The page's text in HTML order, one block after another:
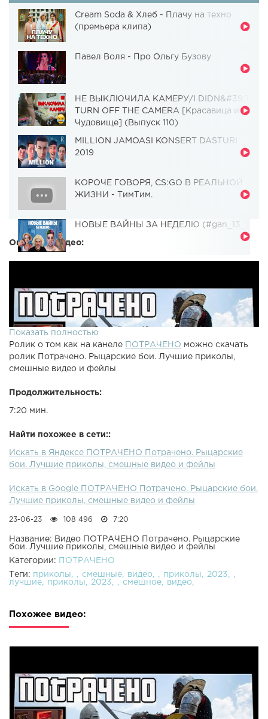
Cream Soda & Хлеб - Плачу на техно
(премьера клипа)
Павел Воля - Про Ольгу Бузову
НЕ ВЫКЛЮЧИЛА КАМЕРУ/I DIDN&#39;T
TURN OFF THE CAMERA [Красавица и
Чудовище] (Выпуск 110)
MILLION JAMOASI KONSERT DASTURI
2019
КОРОЧЕ ГОВОРЯ, CS:GO В РЕАЛЬНОЙ
ЖИЗНИ - ТимТим.
НОВЫЕ ВАЙНЫ ЗА НЕДЕЛЮ (#gan_13_)
Описание видео:
Показать полностью
Ролик о том как на канеле
ПОТРАЧЕНО можно скачать
ролик Потрачено. Рыцарские бои. Лучшие приколы,
смешные видео и фейлы
Продолжительность:
7:20 мин.
Найти похожее в сети::
Искать в Яндексе ПОТРАЧЕНО Потрачено. Рыцарские
бои. Лучшие приколы, смешные видео и фейлы
Искать в Google ПОТРАЧЕНО Потрачено. Рыцарские бои.
Лучшие приколы, смешные видео и фейлы
23-06-23 108 496 7:20
Название: Видео ПОТРАЧЕНО Потрачено. Рыцарские
бои. Лучшие приколы, смешные видео и фейлы
Категории:
ПОТРАЧЕНО
Теги: приколы смешные видео приколы
2023
лучшие
приколы 2023 смешное видео
Похожее видео: